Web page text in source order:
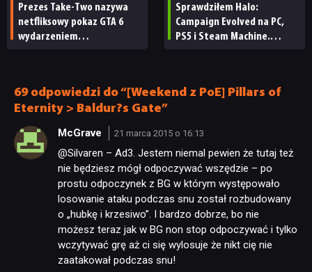
Prezes Take-Two nazywa
netfliksowy pokaz GTA 6
wydarzeniem
Sprawdziłem Halo:
Campaign Evolved na PC,
PS5 i Steam Machine.
69 odpowiedzi do “[Weekend z PoE] Pillars of
Eternity > Baldur?s Gate”
McGrave 21 marca 2015 o 16:13
@Silvaren – Ad3. Jestem niemal pewien że tutaj też
nie będziesz mógł odpoczywać wszędzie – po
prostu odpoczynek z BG w którym występowało
losowanie ataku podczas snu został rozbudowany
o „hubkę i krzesiwo”. I bardzo dobrze, bo nie
możesz teraz jak w BG non stop odpoczywać i tylko
wczytywać grę aż ci się wylosuje że nikt cię nie
zaatakował podczas snu!